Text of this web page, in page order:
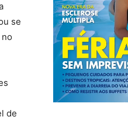
se
de